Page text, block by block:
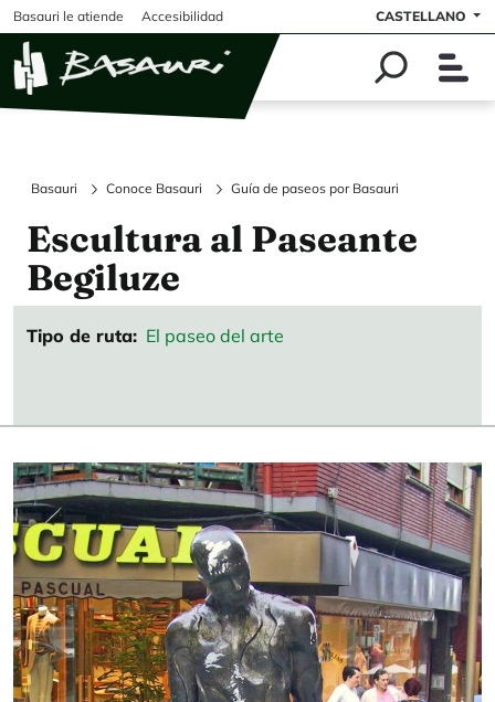
Pasar al contenido principal
Basauri le atiende Accesibilidad CASTELLANO
Basauri Conoce Basauri Guía de paseos por Basauri
Escultura al Paseante
Begiluze
Tipo de ruta El paseo del arte